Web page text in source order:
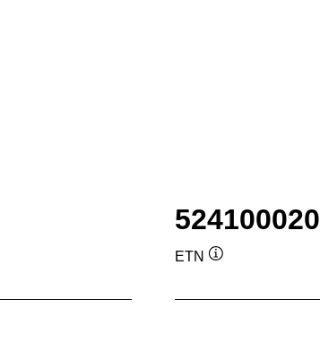
524100020
ETN